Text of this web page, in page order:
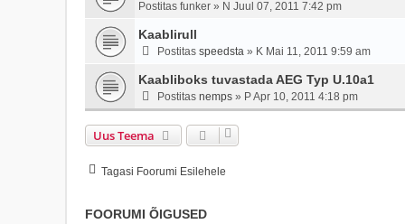
Postitas funker » N Juul 07, 2011 7:42 pm
Kaablirull
Postitas speedsta » K Mai 11, 2011 9:59 am
Kaabliboks tuvastada AEG Typ U.10a1
Postitas nemps » P Apr 10, 2011 4:18 pm
Uus Teema
Tagasi Foorumi Esilehele
FOORUMI ÕIGUSED